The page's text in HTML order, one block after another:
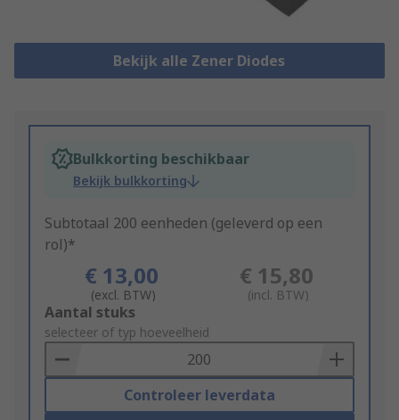
Bekijk alle Zener Diodes
Bulkkorting beschikbaar
Bekijk bulkkorting
Subtotaal 200 eenheden (geleverd op een
rol)*
€ 13,00
(excl. BTW)
€ 15,80
(incl. BTW)
Add
to
Basket
Aantal stuks
selecteer of typ hoeveelheid
Controleer leverdata